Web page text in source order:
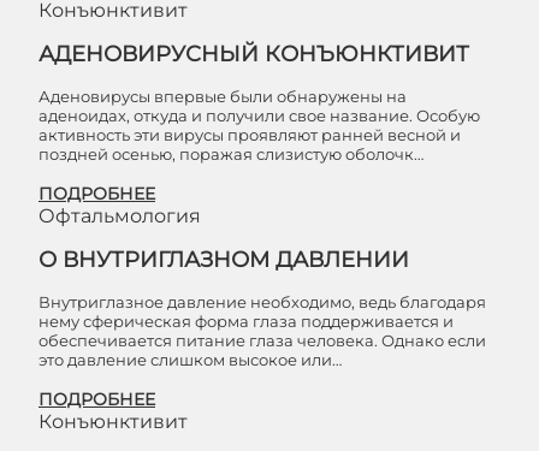
Конъюнктивит
АДЕНОВИРУСНЫЙ КОНЪЮНКТИВИТ
Аденовирусы впервые были обнаружены на
аденоидах, откуда и получили свое название. Особую
активность эти вирусы проявляют ранней весной и
поздней осенью, поражая слизистую оболочк…
ПОДРОБНЕЕ
Офтальмология
О ВНУТРИГЛАЗНОМ ДАВЛЕНИИ
Внутриглазное давление необходимо, ведь благодаря
нему сферическая форма глаза поддерживается и
обеспечивается питание глаза человека. Однако если
это давление слишком высокое или…
ПОДРОБНЕЕ
Конъюнктивит